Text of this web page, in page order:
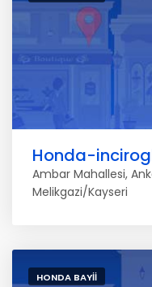
Honda-
Ambar Mahallesi,
Melikgazi/Kayseri
HONDA BAYII